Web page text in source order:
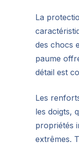
La
des chocs
paume
détail est
Les
les doigts,
propriétés
extrêmes.